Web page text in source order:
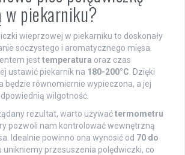
w piekarniku?
wieprzowej w piekarniku to doskonały
soczystego i aromatycznego mięsa.
jesttemperatura oraz czas
ustawić piekarnik na 180-200°C . Dzięki
będzie równomiernie wypieczona, a jej
wilgotność.
rezultat, warto używaćtermometru
pozwoli nam kontrolować wewnętrzną
Idealnie powinno ona wynosić od 70 do
unikniemy przesuszenia polędwiczki, co